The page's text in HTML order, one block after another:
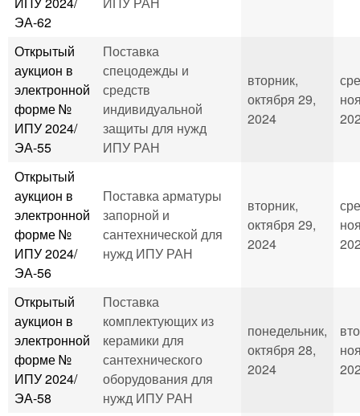
ЭА-62
Открытый
аукцион в
электронной
форме №
ИПУ 2024/
ЭА-55
Поставка
спецодежды и
средств
индивидуальной
защиты для нужд
ИПУ РАН
вторник,
октября 29,
2024
Открытый
аукцион в
электронной
форме №
ИПУ 2024/
ЭА-56
Поставка арматуры
запорной и
сантехнической для
нужд ИПУ РАН
вторник,
октября 29,
2024
Открытый
аукцион в
электронной
форме №
ИПУ 2024/
ЭА-58
Поставка
комплектующих из
керамики для
сантехнического
оборудования для
нужд ИПУ РАН
понедельник,
октября 28,
2024